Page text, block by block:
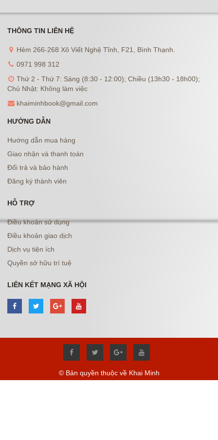
THÔNG TIN LIÊN HỆ
Hẻm 266-268 Xô Viết Nghệ Tĩnh, F21, Bình Thạnh.
0971 998 312
Thứ 2 - Thứ 7: Sáng (8:30 - 12:00); Chiều (13h30 - 18h00);
Chủ Nhật: Không làm việc
khaiminhbook@gmail.com
HƯỚNG DẪN
Hướng dẫn mua hàng
Giao nhận và thanh toán
Đổi trả và bảo hành
Đăng ký thành viên
HỖ TRỢ
Điều khoản sử dụng
Điều khoản giao dịch
Dịch vụ tiện ích
Quyền sở hữu trí tuệ
LIÊN KẾT MẠNG XÃ HỘI
© Bản quyền thuộc về Khai Minh